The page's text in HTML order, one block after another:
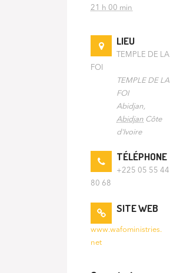
21 h 00 min
LIEU
TEMPLE DE LA
FOI
TEMPLE DE LA
FOI
Abidjan
Abidjan Côte
d'Ivoire
TÉLÉPHONE
+225 05 55 44
80 68
SITE WEB
www.wafoministries.
net